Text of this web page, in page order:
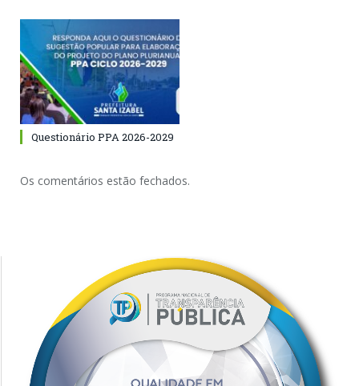
Questionário PPA 2026-2029
Os comentários estão fechados.